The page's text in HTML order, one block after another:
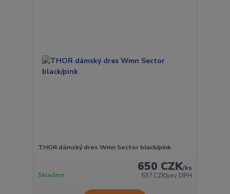
THOR dámský dres Wmn Sector black/pink
650 CZK/ks
537 CZKbez DPH
Skladem